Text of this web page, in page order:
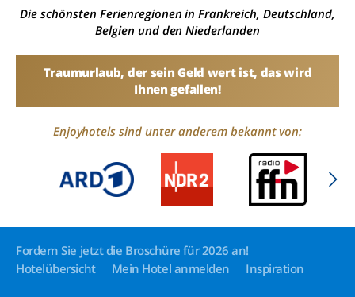
Die schönsten Ferienregionen in Frankreich, Deutschland,
Belgien und den Niederlanden
Traumurlaub, der sein Geld wert ist, das wird
Ihnen gefallen!
Enjoyhotels sind unter anderem bekannt von:
Fordern Sie jetzt die Broschüre für 2026 an!
Hotelübersicht
Mein Hotel anmelden Inspiration